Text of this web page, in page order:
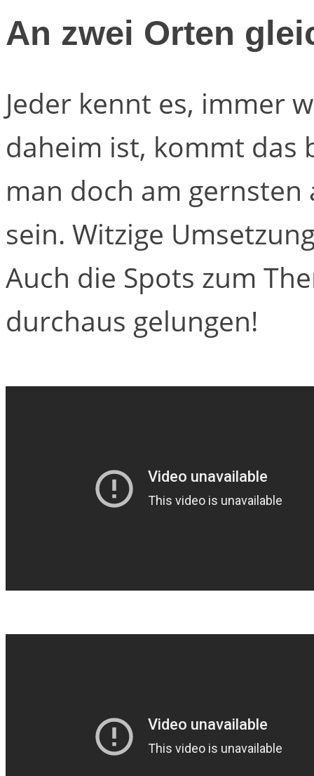
An zwei Orten
Jeder kennt es, immer
daheim ist, kommt das
man doch am
sein. Witzige
Auch die Spots zum
durchaus gelungen!